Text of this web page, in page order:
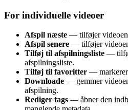
For individuelle videoer
Afspil næste — tilføjer videoen
Afspil senere — tilføjer
Tilføj til afspilningsliste —
afspilningsliste.
Tilføj til favoritter — markerer
Downloade — gemmer
afspilning.
Rediger tags — åbner den